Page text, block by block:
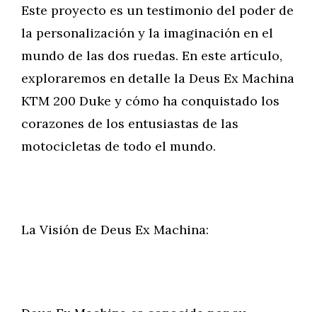
Este proyecto es un testimonio del poder de
la personalización y la imaginación en el
mundo de las dos ruedas. En este artículo,
exploraremos en detalle la Deus Ex Machina
KTM 200 Duke y cómo ha conquistado los
corazones de los entusiastas de las
motocicletas de todo el mundo.
La Visión de Deus Ex Machina: